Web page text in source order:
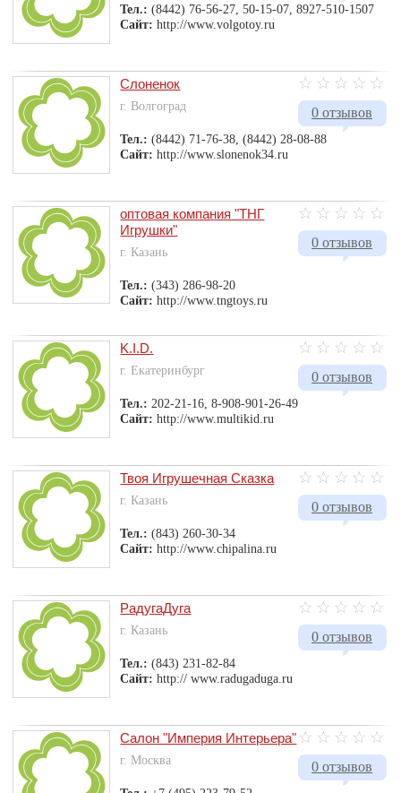
Тел.:(8442) 76-56-27, 50-15-07, 8927-510-1507
Сайт: http://www.volgotoy.ru
0 отзывов
Слоненок
г. Волгоград
Тел.:(8442) 71-76-38, (8442) 28-08-88
Сайт: http://www.slonenok34.ru
0 отзывов
оптовая компания "ТНГ
Игрушки"
г. Казань
Тел.:(343) 286-98-20
Сайт: http://www.tngtoys.ru
0 отзывов
K.I.D.
г. Екатеринбург
Тел.:202-21-16, 8-908-901-26-49
Сайт: http://www.multikid.ru
0 отзывов
Твоя Игрушечная Сказка
г. Казань
Тел.:(843) 260-30-34
Сайт: http://www.chipalina.ru
0 отзывов
РадугаДуга
г. Казань
Тел.:(843) 231-82-84
Сайт: http:// www.radugaduga.ru
0 отзывов
Салон "Империя Интерьера"
г. Москва